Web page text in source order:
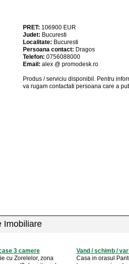
PRET: 106900 EUR
Judet: Bucuresti
Localitate: Bucuresti
Persoana contact: Dragos
Telefon: 0756088000
Email: alex @ promodesk.ro
Produs / serviciu disponibil . Pentru
va rugam contactati persoana care a
Imobiliare
3 camere
cu Zorelelor, zona
Vand / schimb /
Casa in orasul